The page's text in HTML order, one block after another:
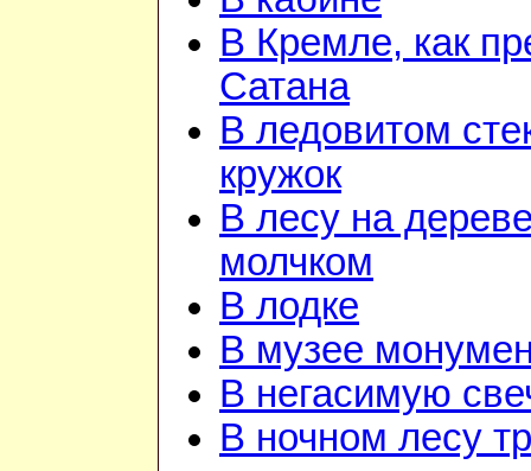
В Кремле, как
Сатана
В ледовитом
кружок
В лесу на
молчком
В лодке
В музее
В негасимую
В ночном лесу